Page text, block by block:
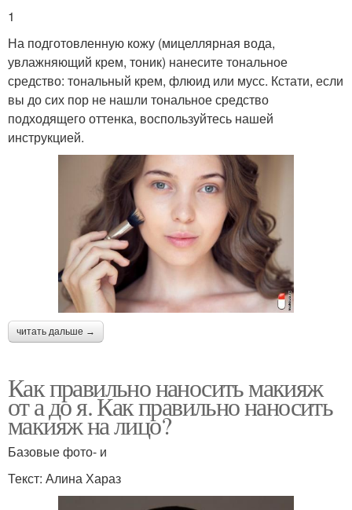
1
На подготовленную кожу (мицеллярная вода,
увлажняющий крем, тоник) нанесите тональное
средство: тональный крем, флюид или мусс. Кстати, если
вы до сих пор не нашли тональное средство
подходящего оттенка, воспользуйтесь нашей
инструкцией.
читать дальше →
Как правильно наносить макияж
от а до я. Как правильно наносить
макияж на лицо?
Базовые фото- и
Текст: Алина Хараз